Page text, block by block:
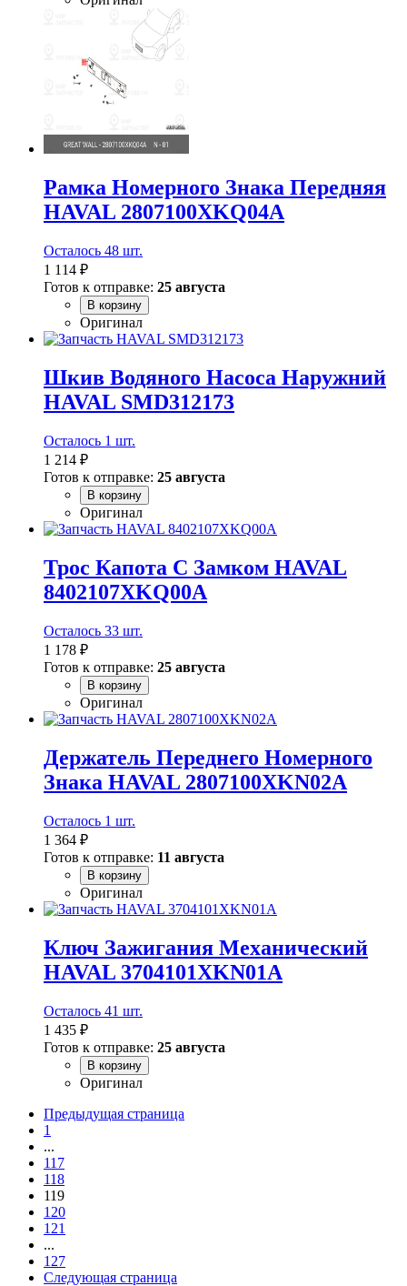
Рамка Номерного Знака Передняя
HAVAL 2807100XKQ04A
Осталось 48 шт.
1 114 ₽
Готов к отправке: 25 августа
В корзину
Оригинал
Шкив Водяного Насоса Наружний
HAVAL SMD312173
Осталось 1 шт.
1 214 ₽
Готов к отправке: 25 августа
В корзину
Оригинал
Трос Капота С Замком HAVAL
8402107XKQ00A
Осталось 33 шт.
1 178 ₽
Готов к отправке: 25 августа
В корзину
Оригинал
Держатель Переднего Номерного
Знака HAVAL 2807100XKN02A
Осталось 1 шт.
1 364 ₽
Готов к отправке: 11 августа
В корзину
Оригинал
Ключ Зажигания Механический
HAVAL 3704101XKN01A
Осталось 41 шт.
1 435 ₽
Готов к отправке: 25 августа
В корзину
Оригинал
Предыдущая страница
1
...
117
118
119
120
121
...
127
Следующая страница